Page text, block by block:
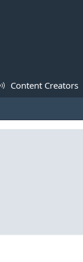
Content Creators